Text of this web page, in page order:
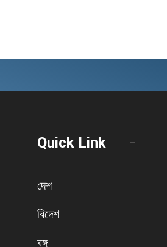
Quick Link
দেশ
বিদেশ
বঙ্গ